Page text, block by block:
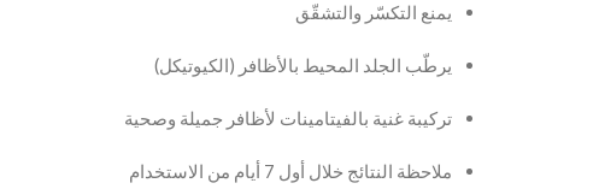
يمنع التكسّر والتشقّق
يرطّب الجلد المحيط بالأظافر (الكيوتيكل)
تركيبة غنية بالفيتامينات لأظافر جميلة وصحية
ملاحظة النتائج خلال أول 7 أيام من الاستخدام